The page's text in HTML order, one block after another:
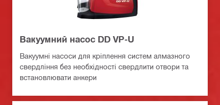
Вакуумний насос DD VP-U
Вакуумні насоси для кріплення систем алмазного
свердління без необхідності свердлити отвори та
встановлювати анкери